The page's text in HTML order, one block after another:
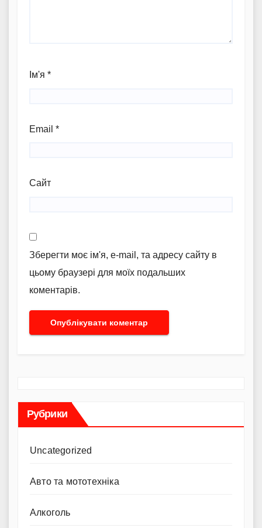
Ім'я *
Email *
Сайт
Зберегти моє ім'я, e-mail, та адресу сайту в
цьому браузері для моїх подальших
коментарів.
Рубрики
Uncategorized
Авто та мототехніка
Алкоголь